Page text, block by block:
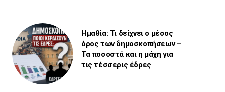
Ημαθία: Τι δείχνει ο μέσος
όρος των δημοσκοπήσεων –
Τα ποσοστά και η μάχη για
τις τέσσερις έδρες